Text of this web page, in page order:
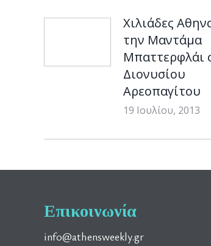
Χιλιάδες
την Μαντάμα
Μπαττερφλάι
Διονυσίου
Αρεοπαγίτου
19 Ιουλίου, 2013
Επικοινωνία
info@athensweekly.gr